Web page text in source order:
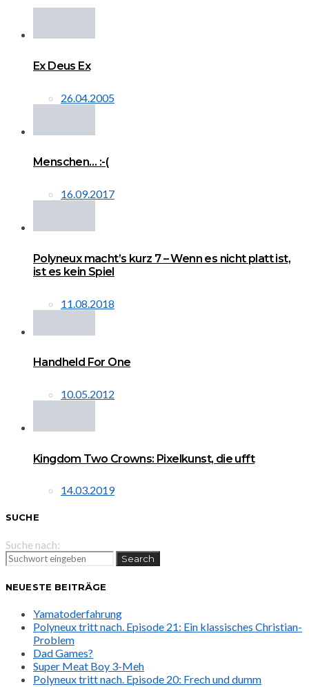
Ex Deus Ex
26.04.2005
Menschen… :-(
16.09.2017
Polyneux macht’s kurz 7 – Wenn es nicht platt ist,
ist es kein Spiel
11.08.2018
Handheld For One
10.05.2012
Kingdom Two Crowns: Pixelkunst, die ufft
14.03.2019
SUCHE
Suche nach:
Search
NEUESTE BEITRÄGE
Yamatoderfahrung
Polyneux tritt nach. Episode 21: Ein klassisches Christian-
Problem
Dad Games?
Super Meat Boy 3-Meh
Polyneux tritt nach. Episode 20: Frech und dumm